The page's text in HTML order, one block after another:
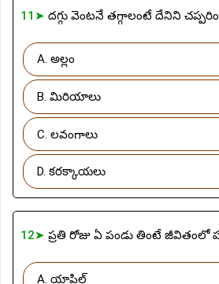
11➤ దగ్గు వెంటనే తగ్గాలంటే దేనిని
A. అల్లం
B. మిరియాలు
C. లవంగాలు
D. కరక్కాయలు
12➤ ప్రతి రోజు ఏ పండు తింటే జీవితంలో
A. యాపిల్